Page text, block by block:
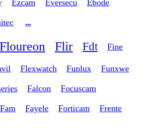
Ezcam Eversecu Ebode
...
Floureon Flir Fdt Fine
Flexwatch Funlux Funxwe
Falcon Focuscam
Fam Fayele Forticam Frente